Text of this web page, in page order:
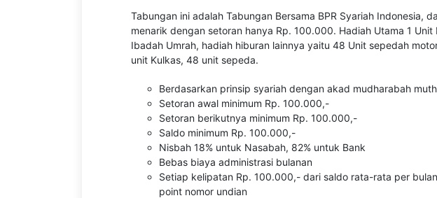
Tabungan ini adalah Tabungan Bersama BPR Syariah Indonesia,
menarik dengan setoran hanya Rp. 100.000. Hadiah Utama 1
Ibadah Umrah, hadiah hiburan lainnya yaitu 48 Unit sepedah
unit Kulkas, 48 unit sepeda.
Berdasarkan prinsip syariah dengan akad mudharabah
Setoran awal minimum Rp. 100.000,-
Setoran berikutnya minimum Rp. 100.000,-
Saldo minimum Rp. 100.000,-
Nisbah 18% untuk Nasabah, 82% untuk Bank
Bebas biaya administrasi bulanan
Setiap kelipatan Rp. 100.000,- dari saldo rata-rata per
point nomor undian